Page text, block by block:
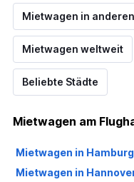
Mietwagen in
Mietwagen weltweit
Beliebte Städte
Mietwagen am
Mietwagen in
Mietwagen in